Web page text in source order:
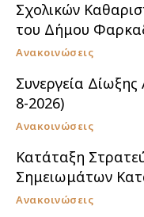
Σχολικών
του Δήμου
Ανακοινώσεις
Συνεργεία
8-2026)
Ανακοινώσεις
Κατάταξη
Σημειωμάτων
Ανακοινώσεις